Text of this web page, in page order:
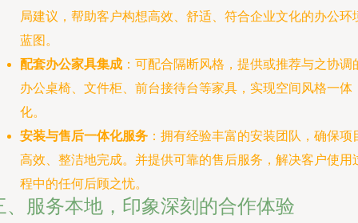
局建议，帮助客户构想高效、舒适、符合企业文化的办公环
蓝图。
配套办公家具集成 ：可配合隔断风格，提供或推荐与之协调
办公桌椅、文件柜、前台接待台等家具，实现空间风格一体
化。
安装与售后一体化服务 ：拥有经验丰富的安装团队，确保项
高效、整洁地完成。并提供可靠的售后服务，解决客户使用
程中的任何后顾之忧。
、服务本地，印象深刻的合作体验